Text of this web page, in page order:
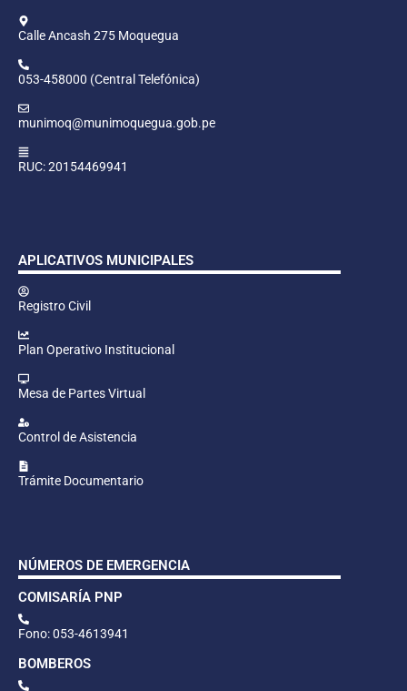
Calle Ancash 275 Moquegua
053-458000 (Central Telefónica)
munimoq@munimoquegua.gob.pe
RUC: 20154469941
APLICATIVOS MUNICIPALES
Registro Civil
Plan Operativo Institucional
Mesa de Partes Virtual
Control de Asistencia
Trámite Documentario
NÚMEROS DE EMERGENCIA
COMISARÍA PNP
Fono: 053-4613941
BOMBEROS